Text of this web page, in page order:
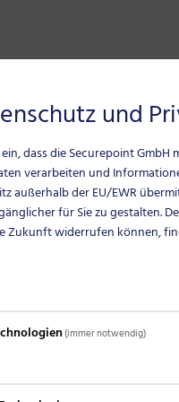
über einen
SSL-VPN oder IPSec.
Diagnose-Tab, der
und einfach zu
Stand mit der
mit an Bord.
Protection
und
dass die Securepoint GmbH
verarbeiten und
außerhalb der EU/EWR
für Sie zu gestalten.
Zukunft widerrufen können,
(immer notwendig)